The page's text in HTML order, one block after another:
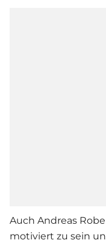
Auch Andreas
motiviert zu sein